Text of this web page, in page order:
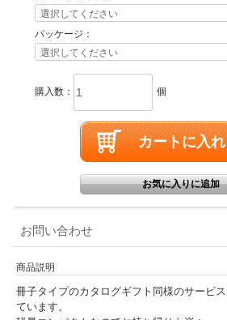
パッケージ：
購入数： 個
お問い合わせ
商品説明
冊子タイプのカタログギフト同様のサービ
ています。